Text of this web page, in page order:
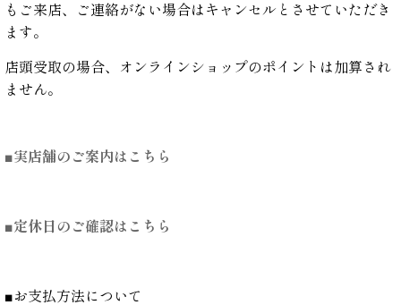
もご来店、ご連絡がない場合はキャンセルとさせていただき
ます。
店頭受取の場合、オンラインショップのポイントは加算され
ません。
■実店舗のご案内はこちら
■定休日のご確認はこちら
■お支払方法について